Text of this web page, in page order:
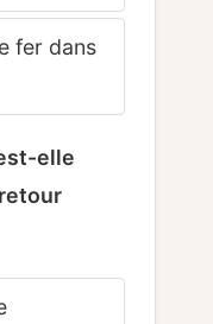
fer dans
elle